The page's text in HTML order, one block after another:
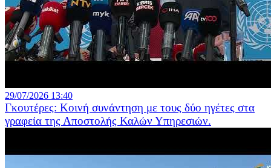
29/07/2026 13:40
Γκουτέρες: Κοινή συνάντηση με τους δύο ηγέτες στα
γραφεία της Αποστολής Καλών Υπηρεσιών.